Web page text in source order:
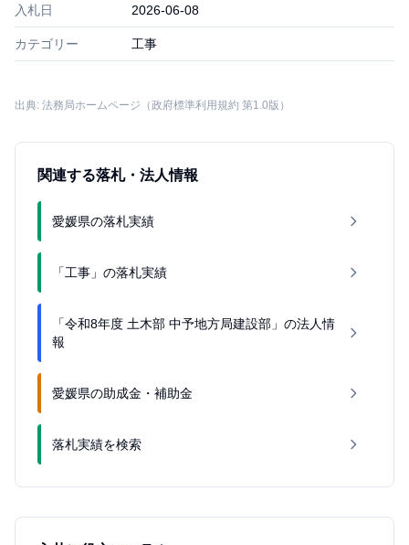
入札日 2026-06-08
カテゴリー 工事
出典: 法務局ホームページ（政府標準利用規約 第1.0版）
関連する落札・法人情報
愛媛県の落札実績
「工事」の落札実績
「令和8年度 土木部 中予地方局建設部」の法人情
報
愛媛県の助成金・補助金
落札実績を検索